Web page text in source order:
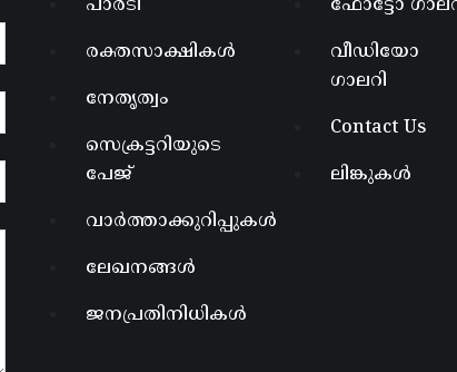
പാർടി
രക്തസാക്ഷികൾ
നേതൃത്വം
സെക്രട്ടറിയുടെ
പേജ്
വാർത്താക്കുറിപ്പുകൾ
ലേഖനങ്ങൾ
ജനപ്രതിനിധികൾ
ഫോട്ടോ
വീഡിയോ
ഗാലറി
Contact Us
ലിങ്കുകൾ